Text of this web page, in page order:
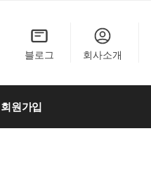
블로그
회사소개
회원가입